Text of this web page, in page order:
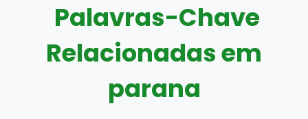
Palavras-Chave
Relacionadas em
parana